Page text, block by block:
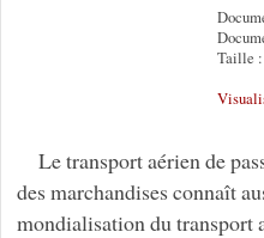
Taille :
Le transport aérien de
des marchandises connaît
mondialisation du transport